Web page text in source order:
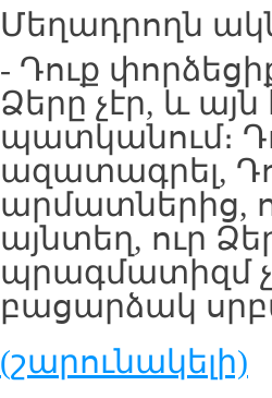
Մեղադրողն
- Դուք
Ձերը չէր, և այն
պատկանում։
ազատագրել,
արմատներից,
այնտեղ, ուր
պրագմատիզմ
բացարձակ
(շարունակելի)